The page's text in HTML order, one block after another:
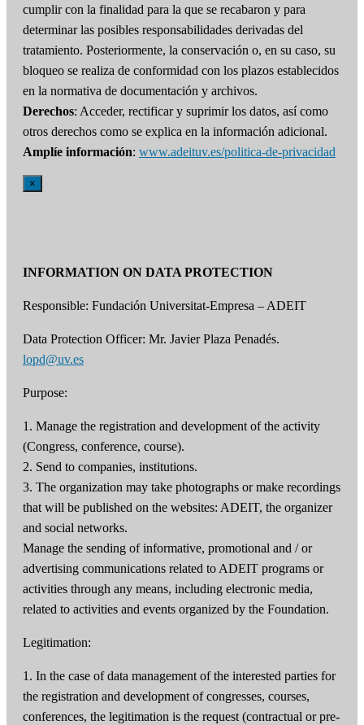
cumplir con la finalidad para la que se recabaron y para
determinar las posibles responsabilidades derivadas del
tratamiento. Posteriormente, la conservación o, en su caso, su
bloqueo se realiza de conformidad con los plazos establecidos
en la normativa de documentación y archivos.
Derechos: Acceder, rectificar y suprimir los datos, así como
otros derechos como se explica en la información adicional.
Amplíe información: www.adeituv.es/politica-de-privacidad
×
INFORMATION ON DATA PROTECTION
Responsible: Fundación Universitat-Empresa – ADEIT
Data Protection Officer: Mr. Javier Plaza Penadés.
lopd@uv.es
Purpose:
1. Manage the registration and development of the activity
(Congress, conference, course).
2. Send to companies, institutions.
3. The organization may take photographs or make recordings
that will be published on the websites: ADEIT, the organizer
and social networks.
Manage the sending of informative, promotional and / or
advertising communications related to ADEIT programs or
activities through any means, including electronic media,
related to activities and events organized by the Foundation.
Legitimation:
1. In the case of data management of the interested parties for
the registration and development of congresses, courses,
conferences, the legitimation is the request (contractual or pre-